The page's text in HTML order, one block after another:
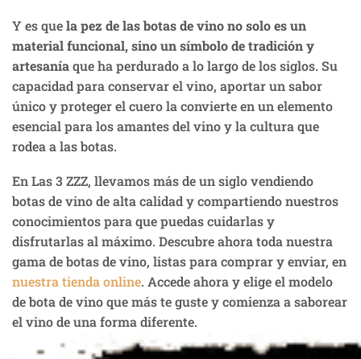
Y es quela pez de las botas de vino no solo es un
material funcional, sino un símbolo de tradición y
artesaníaque ha perdurado a lo largo de los siglos. Su
capacidad para conservar el vino, aportar un sabor
único y proteger el cuero la convierte en un elemento
esencial para los amantes del vino y la cultura que
rodea a las botas.
En Las 3 ZZZ, llevamos más de un siglo vendiendo
botas de vino de alta calidad y compartiendo nuestros
conocimientos para que puedas cuidarlas y
disfrutarlas al máximo. Descubre ahora toda nuestra
gama de botas de vino, listas para comprar y enviar, en
nuestra tienda online. Accede ahora y elige el modelo
de bota de vino que más te guste y comienza a saborear
el vino de una forma diferente.